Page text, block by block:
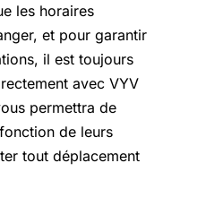
les horaires
et pour garantir
il est toujours
avec VYV
permettra de
de leurs
tout déplacement